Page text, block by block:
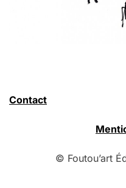
Contact
© Foutou’art